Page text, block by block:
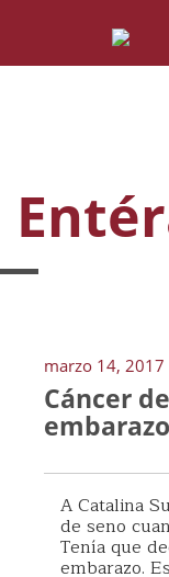
marzo 14, 2017
Cáncer
A Catalina
de seno
Tenía que
embarazo.